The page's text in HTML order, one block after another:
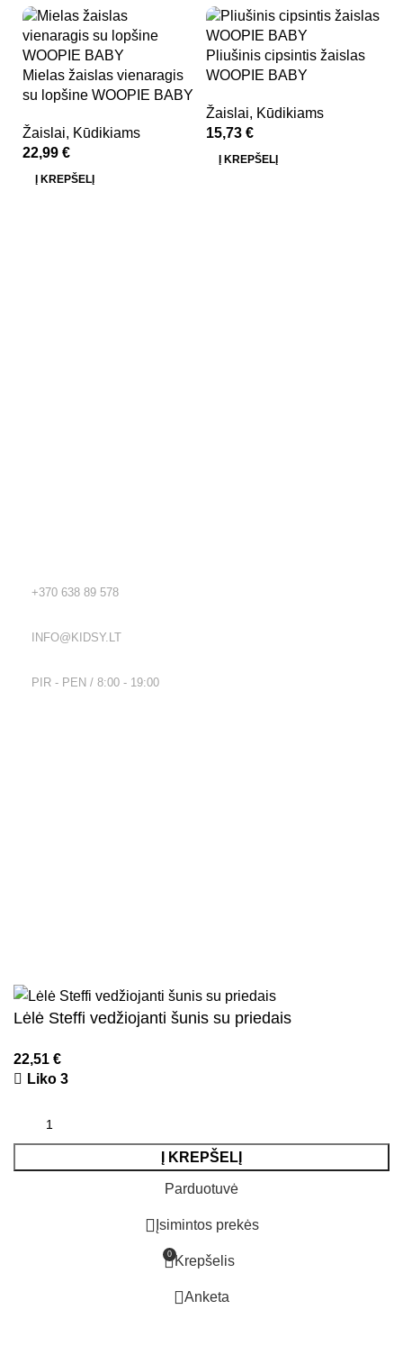
Mielas žaislas vienaragis
su lopšine WOOPIE BABY
Žaislai, Kūdikiams
22,99 €
Į KREPŠELĮ
Pliušinis cipsintis žaislas
WOOPIE BABY
Žaislai, Kūdikiams
15,73 €
Į KREPŠELĮ
+370 638 89 578
INFO@KIDSY.LT
PIR - PEN / 8:00 - 19:00
Lėlė Steffi vedžiojanti šunis su priedais
22,51 €
Liko 3
Į KREPŠELĮ
Parduotuvė
Įsimintos prekės
0 Krepšelis
Anketa